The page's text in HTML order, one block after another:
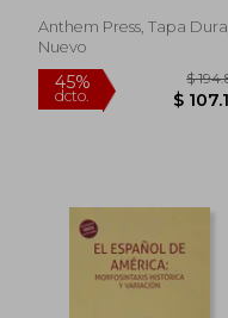
Anthem Press, Tapa Dura,
Nuevo